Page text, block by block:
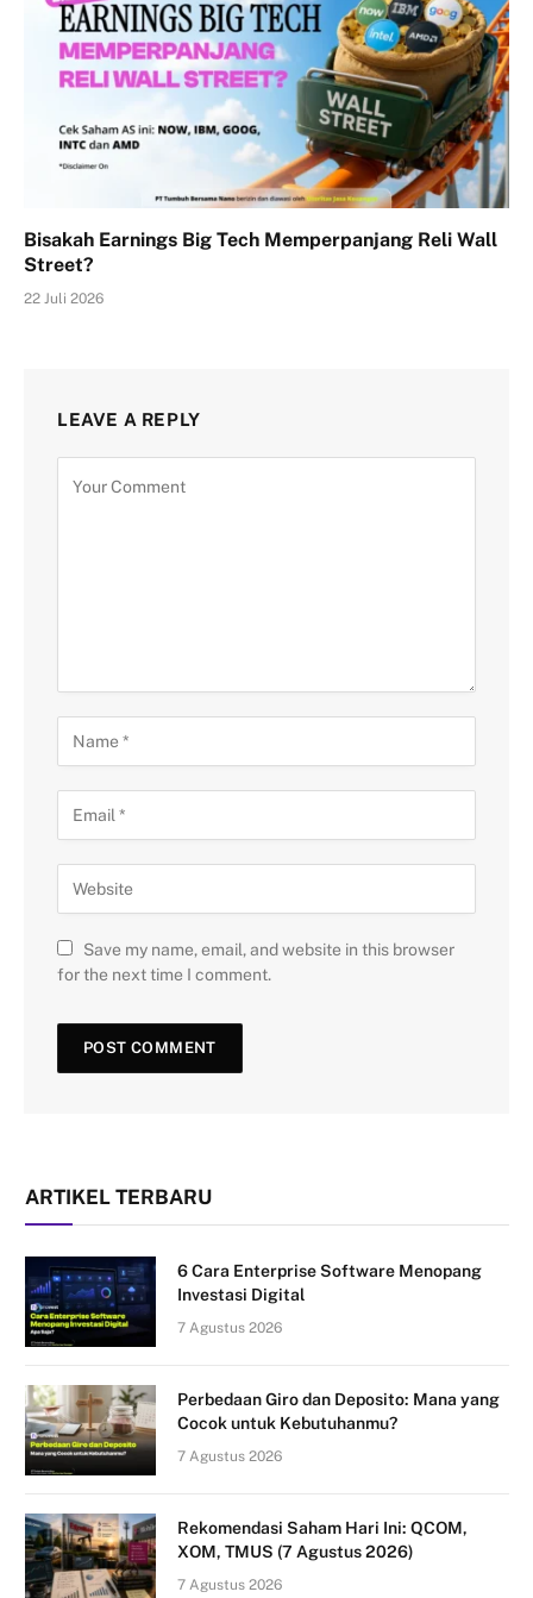
Bisakah Earnings Big Tech Memperpanjang Reli Wall
Street?
22 Juli 2026
LEAVE A REPLY
Save my name, email, and website in this browser
for the next time I comment.
ARTIKEL TERBARU
6 Cara Enterprise Software Menopang
Investasi Digital
7 Agustus 2026
Perbedaan Giro dan Deposito: Mana yang
Cocok untuk Kebutuhanmu?
7 Agustus 2026
Rekomendasi Saham Hari Ini: QCOM,
XOM, TMUS (7 Agustus 2026)
7 Agustus 2026